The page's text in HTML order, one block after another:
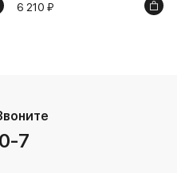
холодной воды
6 210 ₽
7